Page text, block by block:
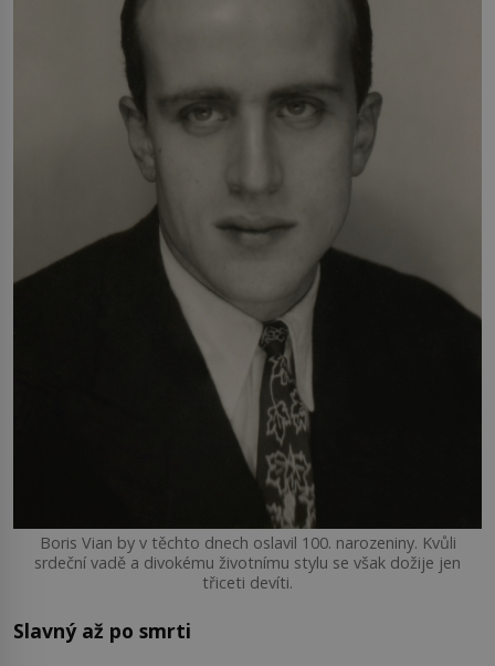
Boris Vian by v těchto dnech oslavil 100. narozeniny. Kvůli
srdeční vadě a divokému životnímu stylu se však dožije jen
třiceti devíti.
Slavný až po smrti